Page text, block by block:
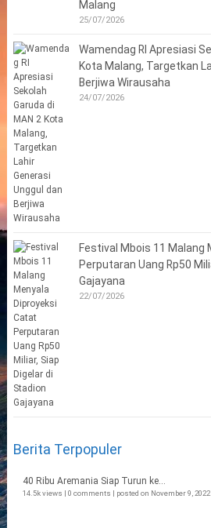
Malang
25/07/2026
Wamendag RI Apresiasi
Kota Malang, Targetkan
Berjiwa Wirausaha
24/07/2026
Festival Mbois 11 Malang
Perputaran Uang Rp50
Gajayana
22/07/2026
Berita Terpopuler
40 Ribu Aremania Siap Turun ke...
14.5k views | 0 comments | posted on November 9, 2022